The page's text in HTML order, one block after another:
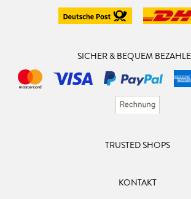
SICHER & BEQUEM
TRUSTED SHOPS
KONTAKT